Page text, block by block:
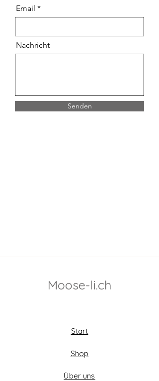
Email
Nachricht
Senden
Moose-li.ch
Start
Shop
Über uns